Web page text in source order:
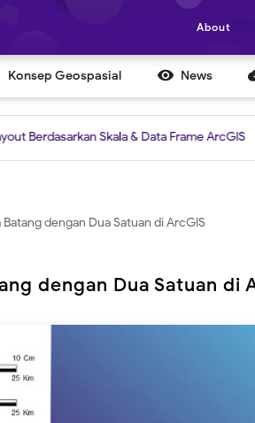
About
Konsep Geospasial  News
Skala & Data Frame ArcGIS |
dengan Dua Satuan di ArcGIS
dengan Dua Satuan di